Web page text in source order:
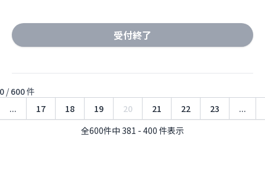
受付終了
/600件
...
17 18 19 20 21 22 23
...
全600件中 381 - 400 件表示